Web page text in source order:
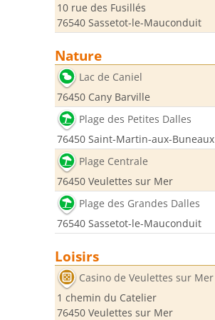
10 rue des Fusillés
76540 Sassetot-le-Mauconduit
Nature
Lac de Caniel
76450 Cany Barville
Plage des Petites Dalles
76450 Saint-Martin-aux-Buneaux
Plage Centrale
76450 Veulettes sur Mer
Plage des Grandes Dalles
76540 Sassetot-le-Mauconduit
Loisirs
Casino de Veulettes sur Mer
1 chemin du Catelier
76450 Veulettes sur Mer